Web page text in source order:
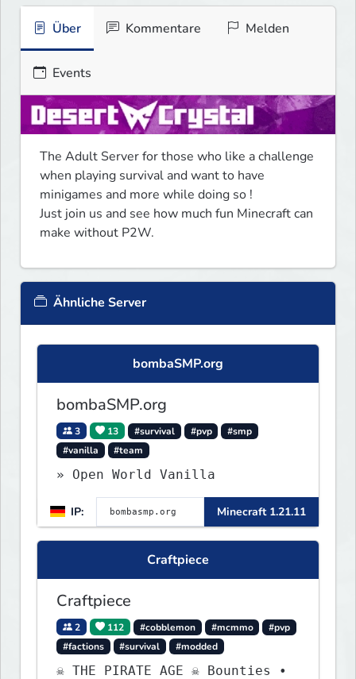
Über Kommentare Melden
Events
The Adult Server for those who like a challenge
when playing survival and want to have
minigames and more while doing so !
Just join us and see how much fun Minecraft can
make without P2W.
Ähnliche Server
bombaSMP.org
bombaSMP.org
3 13 #survival #pvp
#smp
#vanilla
#team
» Open World Vanilla
IP: Minecraft 1.21.11
Craftpiece
Craftpiece
2 112 #cobblemon #mcmmo
#pvp
#factions
#survival #modded
☠ THE PIRATE AGE ☠ Bounties •